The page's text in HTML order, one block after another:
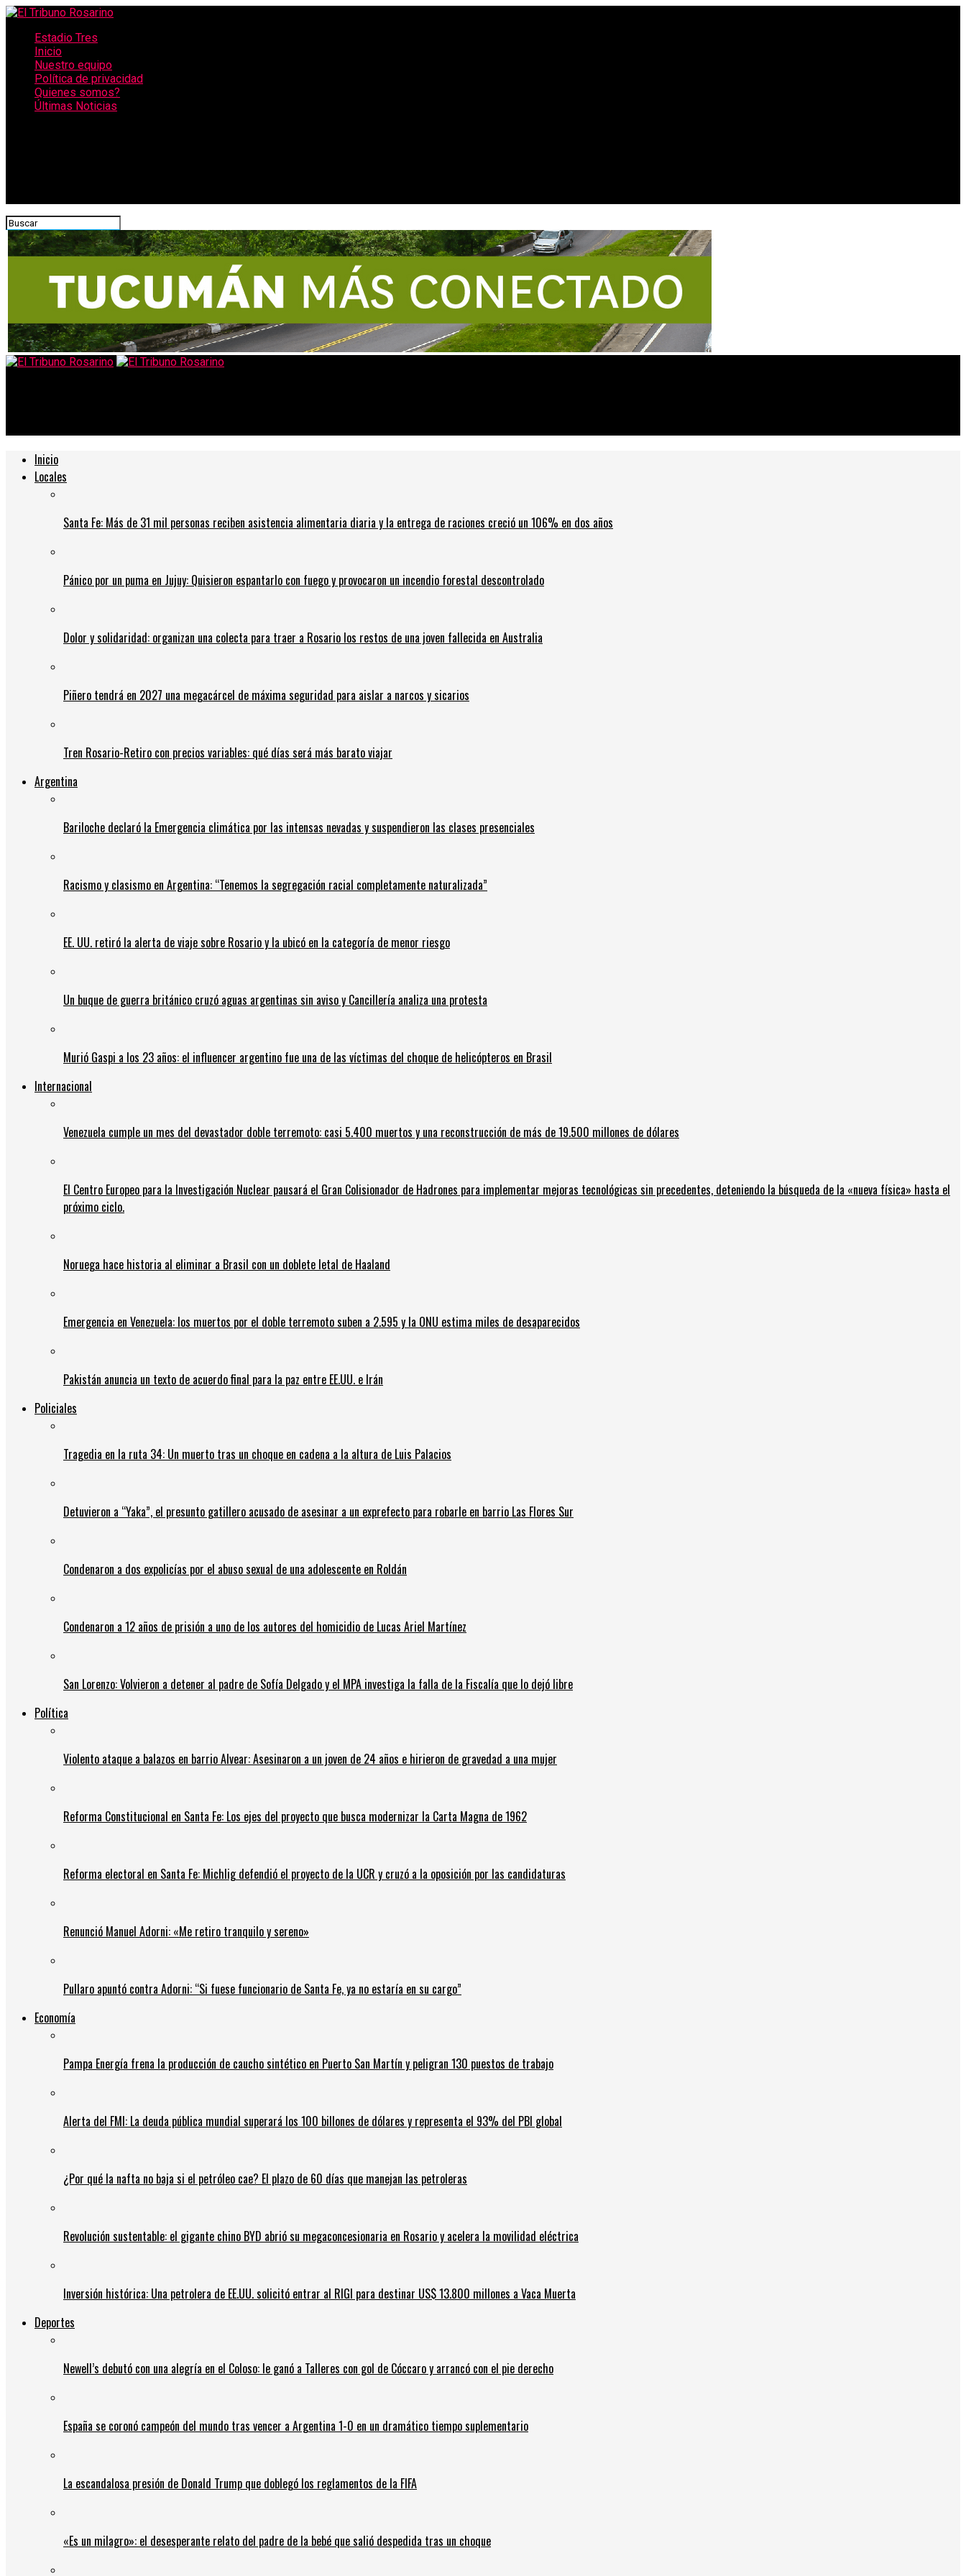
Estadio Tres
Inicio
Nuestro equipo
Política de privacidad
Quienes somos?
Últimas Noticias
Inicio
Locales
Santa Fe: Más de 31 mil personas reciben asistencia alimentaria diaria y la entrega de raciones creció un 106% en dos años
Pánico por un puma en Jujuy: Quisieron espantarlo con fuego y provocaron un incendio forestal descontrolado
Dolor y solidaridad: organizan una colecta para traer a Rosario los restos de una joven fallecida en Australia
Piñero tendrá en 2027 una megacárcel de máxima seguridad para aislar a narcos y sicarios
Tren Rosario-Retiro con precios variables: qué días será más barato viajar
Argentina
Bariloche declaró la Emergencia climática por las intensas nevadas y suspendieron las clases presenciales
Racismo y clasismo en Argentina: “Tenemos la segregación racial completamente naturalizada”
EE. UU. retiró la alerta de viaje sobre Rosario y la ubicó en la categoría de menor riesgo
Un buque de guerra británico cruzó aguas argentinas sin aviso y Cancillería analiza una protesta
Murió Gaspi a los 23 años: el influencer argentino fue una de las víctimas del choque de helicópteros en Brasil
Internacional
Venezuela cumple un mes del devastador doble terremoto: casi 5.400 muertos y una reconstrucción de más de 19.500 millones de dólares
El Centro Europeo para la Investigación Nuclear pausará el Gran Colisionador de Hadrones para implementar mejoras tecnológicas sin precedentes, deteniendo la búsqueda de la «nueva física» hasta el
próximo ciclo.
Noruega hace historia al eliminar a Brasil con un doblete letal de Haaland
Emergencia en Venezuela: los muertos por el doble terremoto suben a 2.595 y la ONU estima miles de desaparecidos
Pakistán anuncia un texto de acuerdo final para la paz entre EE.UU. e Irán
Policiales
Tragedia en la ruta 34: Un muerto tras un choque en cadena a la altura de Luis Palacios
Detuvieron a “Yaka”, el presunto gatillero acusado de asesinar a un exprefecto para robarle en barrio Las Flores Sur
Condenaron a dos expolicías por el abuso sexual de una adolescente en Roldán
Condenaron a 12 años de prisión a uno de los autores del homicidio de Lucas Ariel Martínez
San Lorenzo: Volvieron a detener al padre de Sofía Delgado y el MPA investiga la falla de la Fiscalía que lo dejó libre
Política
Violento ataque a balazos en barrio Alvear: Asesinaron a un joven de 24 años e hirieron de gravedad a una mujer
Reforma Constitucional en Santa Fe: Los ejes del proyecto que busca modernizar la Carta Magna de 1962
Reforma electoral en Santa Fe: Michlig defendió el proyecto de la UCR y cruzó a la oposición por las candidaturas
Renunció Manuel Adorni: «Me retiro tranquilo y sereno»
Pullaro apuntó contra Adorni: “Si fuese funcionario de Santa Fe, ya no estaría en su cargo”
Economía
Pampa Energía frena la producción de caucho sintético en Puerto San Martín y peligran 130 puestos de trabajo
Alerta del FMI: La deuda pública mundial superará los 100 billones de dólares y representa el 93% del PBI global
¿Por qué la nafta no baja si el petróleo cae? El plazo de 60 días que manejan las petroleras
Revolución sustentable: el gigante chino BYD abrió su megaconcesionaria en Rosario y acelera la movilidad eléctrica
Inversión histórica: Una petrolera de EE.UU. solicitó entrar al RIGI para destinar US$ 13.800 millones a Vaca Muerta
Deportes
Newell’s debutó con una alegría en el Coloso: le ganó a Talleres con gol de Cóccaro y arrancó con el pie derecho
España se coronó campeón del mundo tras vencer a Argentina 1-0 en un dramático tiempo suplementario
La escandalosa presión de Donald Trump que doblegó los reglamentos de la FIFA
«Es un milagro»: el desesperante relato del padre de la bebé que salió despedida tras un choque